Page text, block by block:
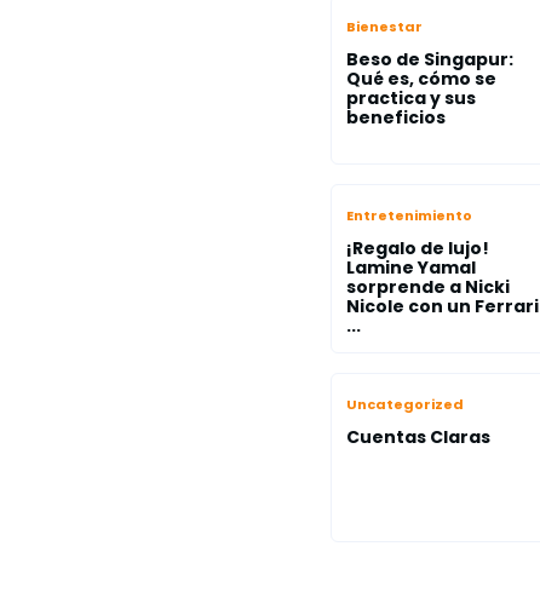
Bienestar
Beso de Singapur:
Qué es, cómo se
practica y sus
beneficios
Entretenimiento
¡Regalo de lujo!
Lamine Yamal
sorprende a Nicki
Nicole con un Ferrari
...
Uncategorized
Cuentas Claras